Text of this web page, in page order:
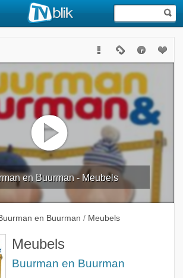
en Buurman - Meubels
en Buurman / Meubels
Meubels
Buurman en Buurman